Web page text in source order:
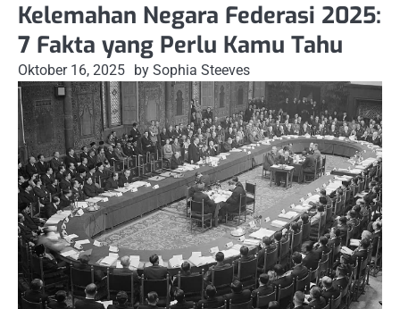
Kelemahan Negara Federasi 2025:
7 Fakta yang Perlu Kamu Tahu
Oktober 16, 2025 by Sophia Steeves